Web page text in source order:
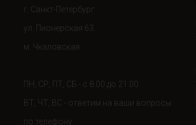
г. Санкт-Петербург
ул. Пионерская 63.
м. Чкаловская
ПН, СР, ПТ, СБ - с 8.00 до 21.00
ВТ, ЧТ, ВС - ответим на ваши вопросы
по телефону